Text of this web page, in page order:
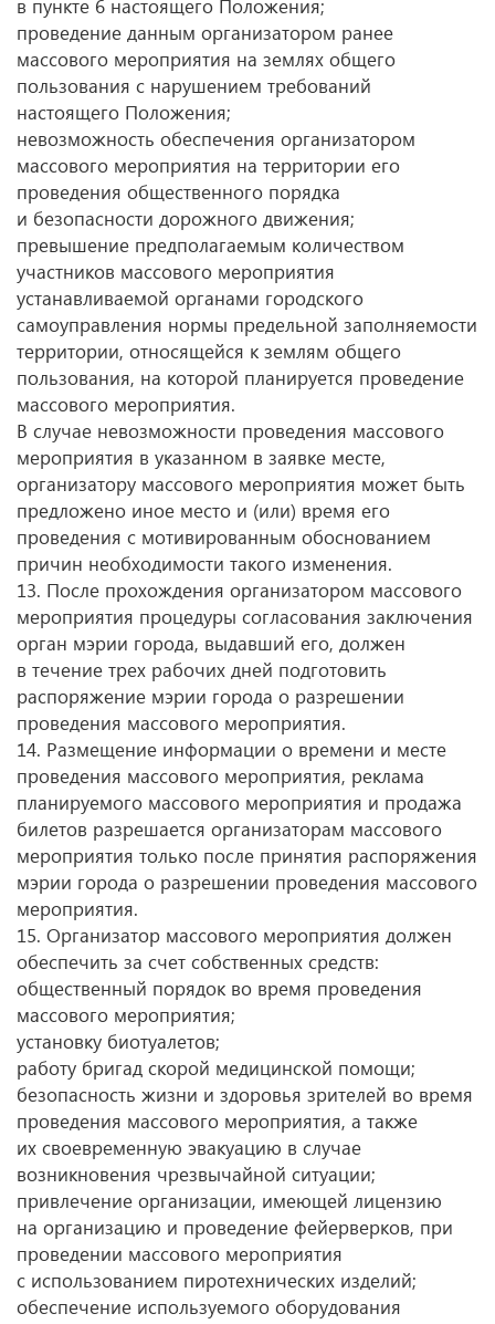
в пункте 6 настоящего Положения;
проведение данным организатором ранее
массового мероприятия на землях общего
пользования с нарушением требований
настоящего Положения;
невозможность обеспечения организатором
массового мероприятия на территории его
проведения общественного порядка
и безопасности дорожного движения;
превышение предполагаемым количеством
участников массового мероприятия
устанавливаемой органами городского
самоуправления нормы предельной заполняемости
территории, относящейся к землям общего
пользования, на которой планируется проведение
массового мероприятия.
В случае невозможности проведения массового
мероприятия в указанном в заявке месте,
организатору массового мероприятия может быть
предложено иное место и (или) время его
проведения с мотивированным обоснованием
причин необходимости такого изменения.
13. После прохождения организатором массового
мероприятия процедуры согласования заключения
орган мэрии города, выдавший его, должен
в течение трех рабочих дней подготовить
распоряжение мэрии города о разрешении
проведения массового мероприятия.
14. Размещение информации о времени и месте
проведения массового мероприятия, реклама
планируемого массового мероприятия и продажа
билетов разрешается организаторам массового
мероприятия только после принятия распоряжения
мэрии города о разрешении проведения массового
мероприятия.
15. Организатор массового мероприятия должен
обеспечить за счет собственных средств:
общественный порядок во время проведения
массового мероприятия;
установку биотуалетов;
работу бригад скорой медицинской помощи;
безопасность жизни и здоровья зрителей во время
проведения массового мероприятия, а также
их своевременную эвакуацию в случае
возникновения чрезвычайной ситуации;
привлечение организации, имеющей лицензию
на организацию и проведение фейерверков, при
проведении массового мероприятия
с использованием пиротехнических изделий;
обеспечение используемого оборудования